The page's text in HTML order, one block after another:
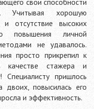
свои способности
Учитывая хорошую
отсутствие высоких
повышения личной
не удавалось.
просто прикрепил к
качестве стажера и
пришлось
повысилась его
и эффективность.